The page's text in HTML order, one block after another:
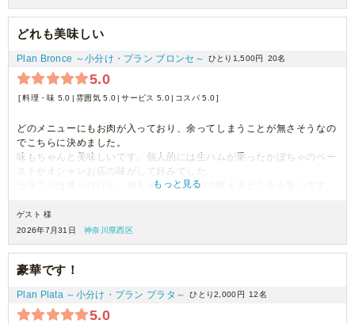
どれも美味しい
Plan Bronce ～小分け・プラン ブロンセ～ ひとり1,500円 20名
5.0
料理・味 5.0 雰囲気 5.0 サービス 5.0 コスパ 5.0
どのメニューにもお肉が入っており、余ってしまうことが無さそうなの
でこちらに決めました。
味もちゃんと美味しいです。個人的には生ハムが乗ったかぼちゃのペー
ストがオシャレお店の味がして好みでした。
カラフルは盛り付けも、箱もオシャレなので映えるところも良いです
また頼みたいと思います。
もっと見る
ゲスト 様
2026年7月31日
神奈川県西区
豪華です！
Plan Plata ～小分け・プラン プラタ～ ひとり2,000円 12名
5.0